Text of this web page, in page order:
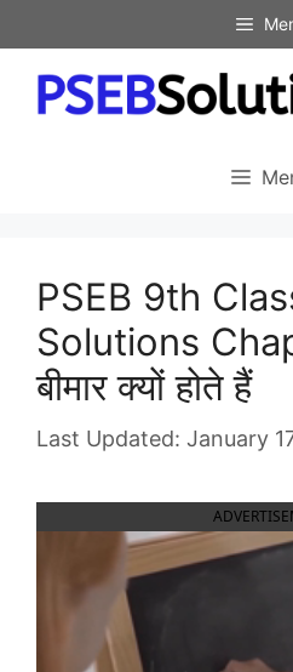
to
content
PSEB 9th
Solutions
बीमार क्यों होते हैं
January